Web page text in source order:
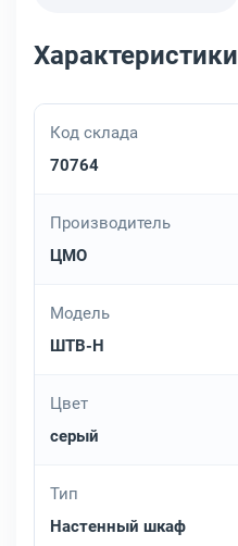
Характеристики
Код склада
70764
Производитель
ЦМО
Модель
ШТВ-Н
Цвет
серый
Тип
Настенный шкаф